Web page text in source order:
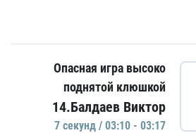
Опасная игра высоко
поднятой клюшкой
14.Балдаев Виктор
7 секунд / 03:10 - 03:17